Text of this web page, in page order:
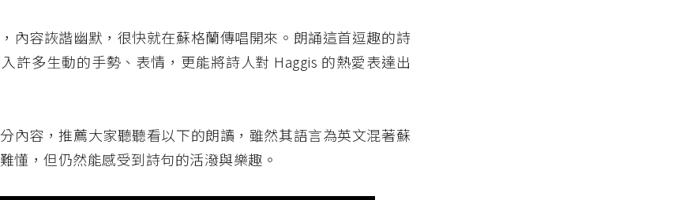
內容詼諧幽默，很快就在蘇格蘭傳唱開來。朗誦這首逗趣的詩
許多生動的手勢、表情，更能將詩人對 Haggis 的熱愛表達出
內容，推薦大家聽聽看以下的朗讀，雖然其語言為英文混著蘇
懂，但仍然能感受到詩句的活潑與樂趣。